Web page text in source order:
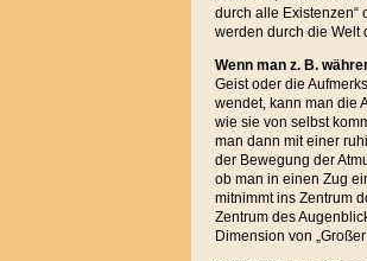
durch alle Existenzen“
werden durch die Welt
Wenn man z. B.
Geist oder die
wendet, kann man die
wie sie von selbst
man dann mit einer
der Bewegung der
ob man in einen Zug
mitnimmt ins Zentrum
Zentrum des
Dimension von „Großer